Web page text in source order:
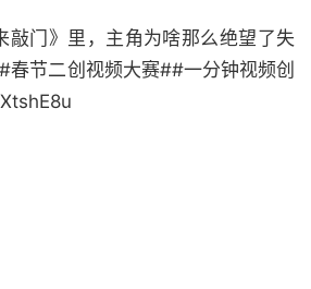
敲门》里，主角为啥那么绝望了失
春节二创视频大赛##一分钟视频创